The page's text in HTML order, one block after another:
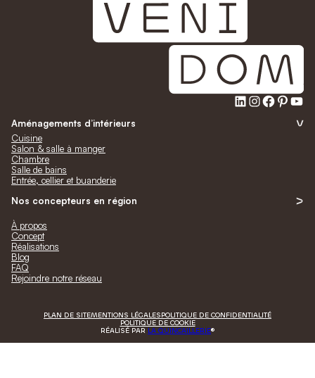
LinkedIn
Aménagements d’intérieurs
Cuisine
Salon & salle à manger
Chambre
Salle de bains
Entrée, cellier et buanderie
Nos concepteurs en région
À propos
Concept
Réalisations
Blog
FAQ
Rejoindre notre réseau
PLAN DE SITEMENTIONS LÉGALESPOLITIQUE DE CONFIDENTIALITÉ
POLITIQUE DE COOKIE
RÉALISÉ PAR LA QUINCAILLERIE®